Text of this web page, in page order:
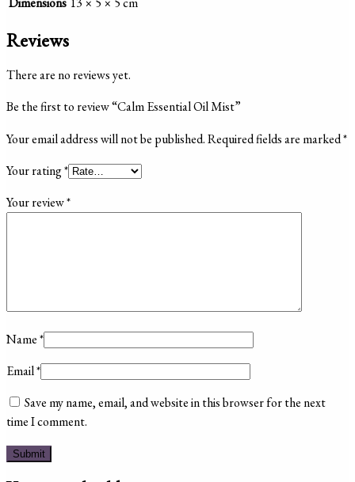
Reviews
There are no reviews yet.
Be the first to review “Calm Essential Oil Mist”
Your email address will not be published.Required fields are marked*
Your rating*
Your review*
Name*
Email*
Save my name, email, and website in this browser for the next
time I comment.